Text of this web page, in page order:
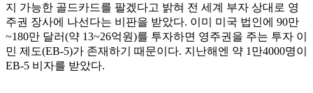
지 가능한 골드카드를 팔겠다고 밝혀 전 세계 부자 상대로 영
주권 장사에 나선다는 비판을 받았다. 이미 미국 법인에 90만
~180만 달러(약 13~26억원)를 투자하면 영주권을 주는 투자 이
민 제도(EB-5)가 존재하기 때문이다. 지난해엔 약 1만4000명이
EB-5 비자를 받았다.